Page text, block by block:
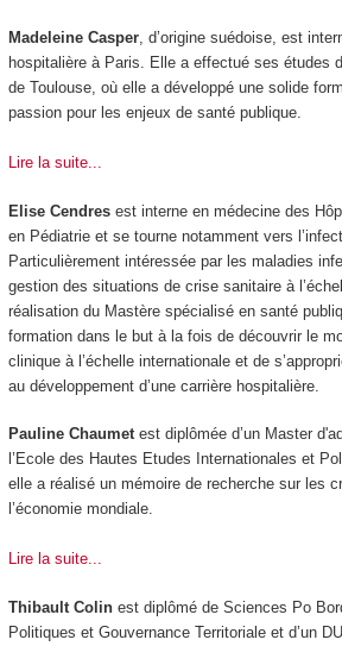
Madeleine Casper, d’origine suédoise, est
hospitalière à Paris. Elle a effectué ses études
de Toulouse, où elle a développé une solide
passion pour les enjeux de santé publique.
Lire la suite...
Elise Cendresest interne en médecine des
en Pédiatrie et se tourne notamment vers
Particulièrement intéressée par les maladies
gestion des situations de crise sanitaire à
réalisation du Mastère spécialisé en santé
formation dans le but à la fois de découvrir le
clinique à l’échelle internationale et de
au développement d’une carrière hospitalière.
Pauline Chaumetest diplômée d’un Master
l’Ecole des Hautes Etudes Internationales et
elle a réalisé un mémoire de recherche sur les
l’économie mondiale.
Lire la suite...
Thibault Colin est diplômé de Sciences Po
Politiques et Gouvernance Territoriale et d’un